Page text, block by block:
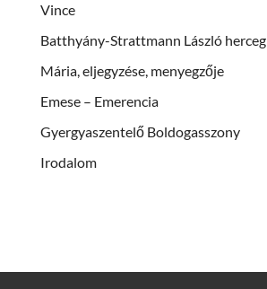
Vince
Batthyány-Strattmann László herceg
Mária, eljegyzése, menyegzője
Emese – Emerencia
Gyergyaszentelő Boldogasszony
Irodalom